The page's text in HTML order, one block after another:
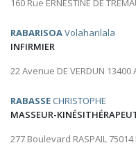
160 Rue ERNESTINE DE
RABARISOAVolaharilala
INFIRMIER
22 Avenue DE VERDUN 13400
RABASSE CHRISTOPHE
MASSEUR-
277 Boulevard RASPAIL